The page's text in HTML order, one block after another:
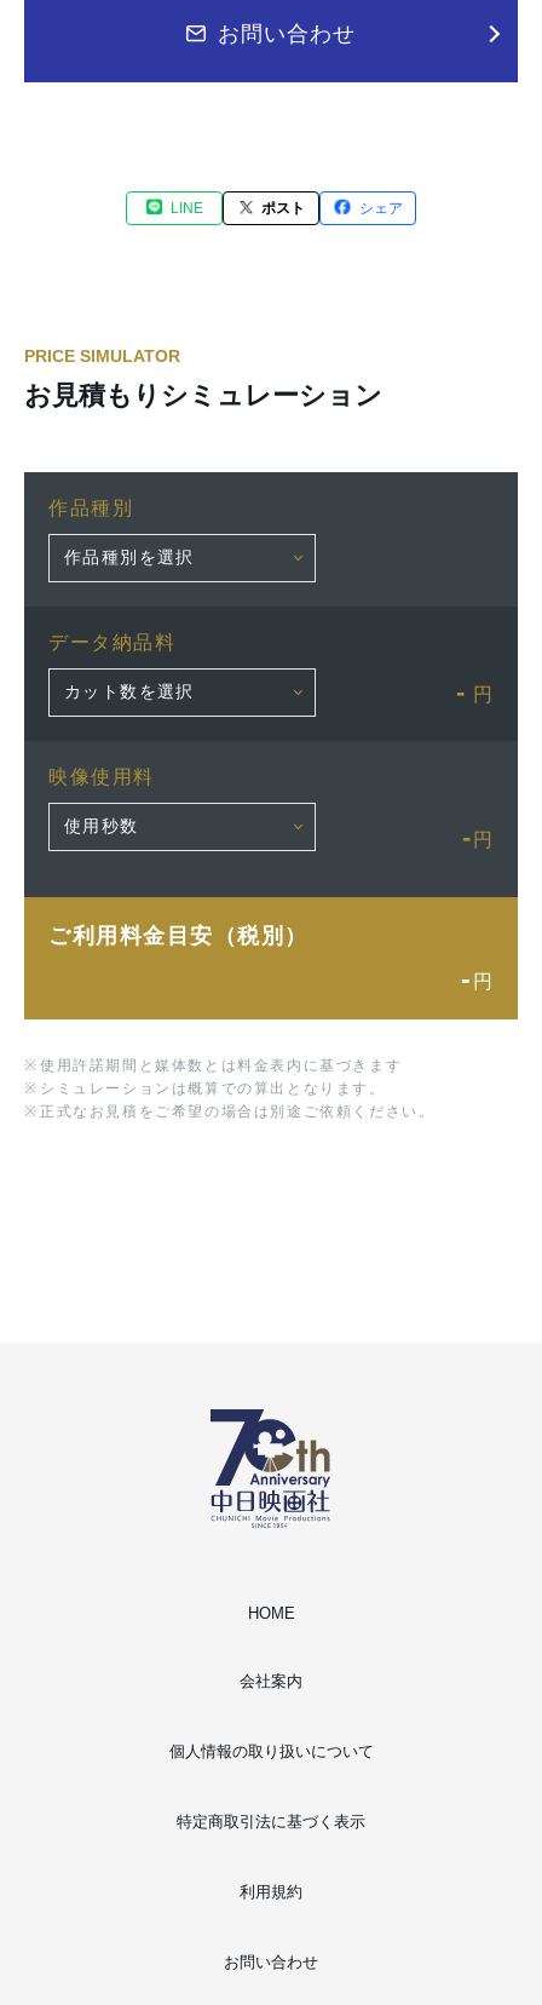
お問い合わせ
LINE ポスト シェア
PRICE SIMULATOR
お見積もりシミュレーション
作品種別
データ納品料
- 円
映像使用料
- 円
ご利用料金目安（税別）
- 円
※ 使用許諾期間と媒体数とは料金表内に基づきます
※ シミュレーションは概算での算出となります。
※ 正式なお見積をご希望の場合は別途ご依頼ください。
HOME
会社案内
個人情報の取り扱いについて
特定商取引法に基づく表示
利用規約
お問い合わせ